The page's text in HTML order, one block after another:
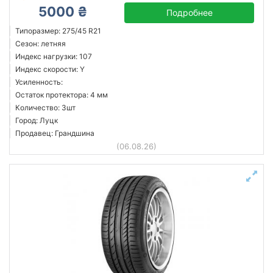
5000 ₴ Подробнее
Типоразмер: 275/45 R21
Сезон: летняя
Индекс нагрузки: 107
Индекс скорости: Y
Усиленность:
Остаток протектора: 4 мм
Количество: 3шт
Город: Луцк
Продавец: Грандшина
(06.08.26)